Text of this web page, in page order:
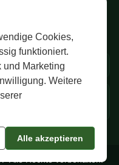
Cookies,
funktioniert.
und Marketing
Weitere
Alle akzeptieren
🔒 Diskrete Verpackung
💬 24/7 Support
Alle Rechte vorbehalten.